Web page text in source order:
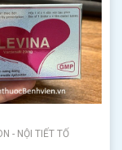
- NỘI TIẾT TỐ